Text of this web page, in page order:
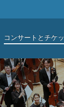
コンサートとチケ